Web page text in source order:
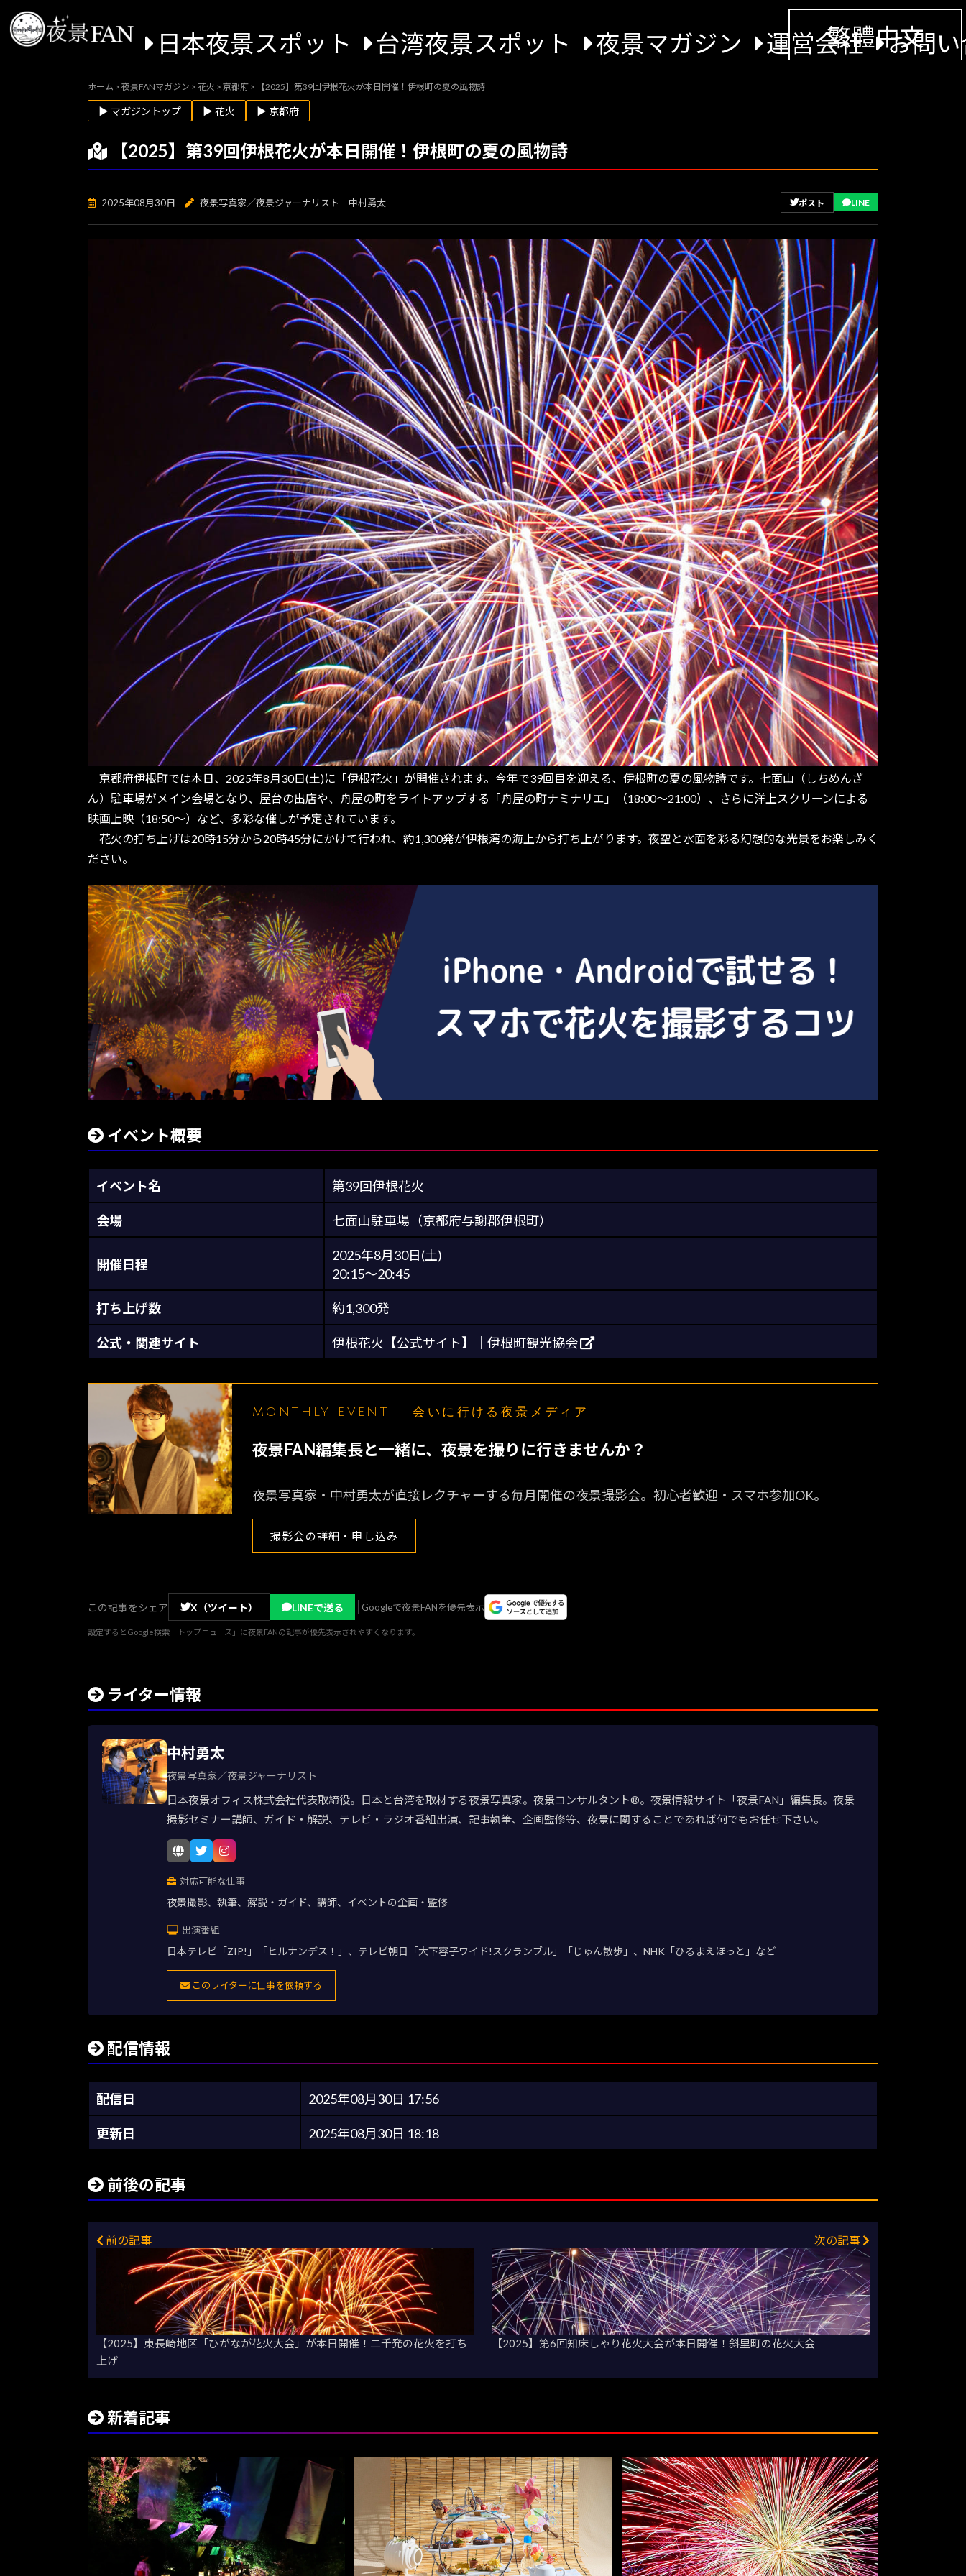
日本夜景スポット 台湾夜景スポット 夜景マガジン 運営会社 お問
繁體中文
ホーム > 夜景FANマガジン > 花火 > 京都府 > 【2025】第39回伊根花火が本日開催！伊根町の夏の風物詩
▶ マガジントップ ▶ 花火 ▶ 京都府
【2025】第39回伊根花火が本日開催！伊根町の夏の風物詩
2025年08月30日 夜景写真家／夜景ジャーナリスト 中村勇太 ポスト LINE
京都府伊根町では本日、2025年8月30日(土)に「伊根花火」が開催されます。今年で39回目を迎える、伊根町の夏の風物詩です。七面山（しちめんざ
ん）駐車場がメイン会場となり、屋台の出店や、舟屋の町をライトアップする「舟屋の町ナミナリエ」（18:00〜21:00）、さらに洋上スクリーンによる
映画上映（18:50〜）など、多彩な催しが予定されています。
花火の打ち上げは20時15分から20時45分にかけて行われ、約1,300発が伊根湾の海上から打ち上がります。夜空と水面を彩る幻想的な光景をお楽しみく
ださい。
イベント概要
イベント名 第39回伊根花火
会場 七面山駐車場（京都府与謝郡伊根町）
開催日程
2025年8月30日(土)
20:15～20:45
打ち上げ数 約1,300発
公式・関連サイト 伊根花火【公式サイト】｜伊根町観光協会
MONTHLY EVENT — 会いに行ける夜景メディア
夜景FAN編集長と一緒に、夜景を撮りに行きませんか？
夜景写真家・中村勇太が直接レクチャーする毎月開催の夜景撮影会。初心者歓迎・スマホ参加OK。
撮影会の詳細・申し込み
この記事をシェア X（ツイート） LINEで送る Googleで夜景FANを優先表示
設定するとGoogle検索「トップニュース」に夜景FANの記事が優先表示されやすくなります。
ライター情報
中村勇太
夜景写真家／夜景ジャーナリスト
日本夜景オフィス株式会社代表取締役。日本と台湾を取材する夜景写真家。夜景コンサルタント®。夜景情報サイト「夜景FAN」編集長。夜景
撮影セミナー講師、ガイド・解説、テレビ・ラジオ番組出演、記事執筆、企画監修等、夜景に関することであれば何でもお任せ下さい。
対応可能な仕事
夜景撮影、執筆、解説・ガイド、講師、イベントの企画・監修
出演番組
日本テレビ「ZIP!」「ヒルナンデス！」、テレビ朝日「大下容子ワイド!スクランブル」「じゅん散歩」、NHK「ひるまえほっと」など
このライターに仕事を依頼する
配信情報
配信日 2025年08月30日 17:56
更新日 2025年08月30日 18:18
前後の記事
前の記事
【2025】東長崎地区「ひがなが花火大会」が本日開催！二千発の花火を打ち
上げ
次の記事
【2025】第6回知床しゃり花火大会が本日開催！斜里町の花火大会
新着記事